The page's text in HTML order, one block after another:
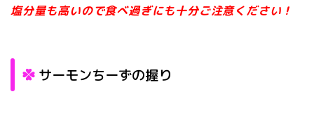
塩分量も高いので食べ過ぎにも十分ご注意ください！
サーモンちーずの握り